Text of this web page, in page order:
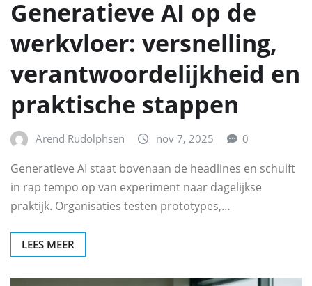
Generatieve AI op de
werkvloer: versnelling,
verantwoordelijkheid en
praktische stappen
Arend Rudolphsen nov 7, 2025 0
Generatieve AI staat bovenaan de headlines en schuift
in rap tempo op van experiment naar dagelijkse
praktijk. Organisaties testen prototypes,…
LEES MEER